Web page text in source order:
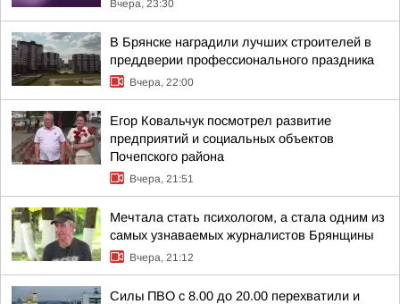
Вчера, 23:30
В Брянске наградили лучших строителей в
преддверии профессионального праздника
Вчера, 22:00
Егор Ковальчук посмотрел развитие
предприятий и социальных объектов
Почепского района
Вчера, 21:51
Мечтала стать психологом, а стала одним из
самых узнаваемых журналистов Брянщины
Вчера, 21:12
Силы ПВО с 8.00 до 20.00 перехватили и